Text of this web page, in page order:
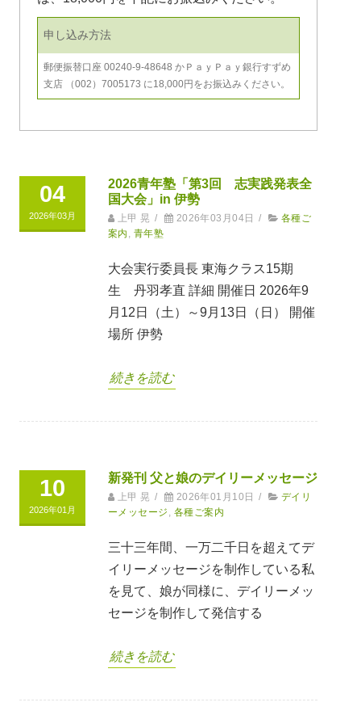
申し込み方法
郵便振替口座 00240-9-48648 かＰａｙＰａｙ銀行すずめ
支店 （002）7005173 に18,000円をお振込みください。
04
2026年03月
2026青年塾「第3回 志実践発表全
国大会」in 伊勢
上甲 晃 / 2026年03月04日 /
各種ご
案内
青年塾
大会実行委員長 東海クラス15期
生 丹羽孝直 詳細 開催日 2026年9
月12日（土）～9月13日（日） 開催
場所 伊勢
続きを読む
10
2026年01月
新発刊 父と娘のデイリーメッセージ
上甲 晃 / 2026年01月10日 /
デイリ
ーメッセージ
各種ご案内
三十三年間、一万二千日を超えてデ
イリーメッセージを制作している私
を見て、娘が同様に、デイリーメッ
セージを制作して発信する
続きを読む